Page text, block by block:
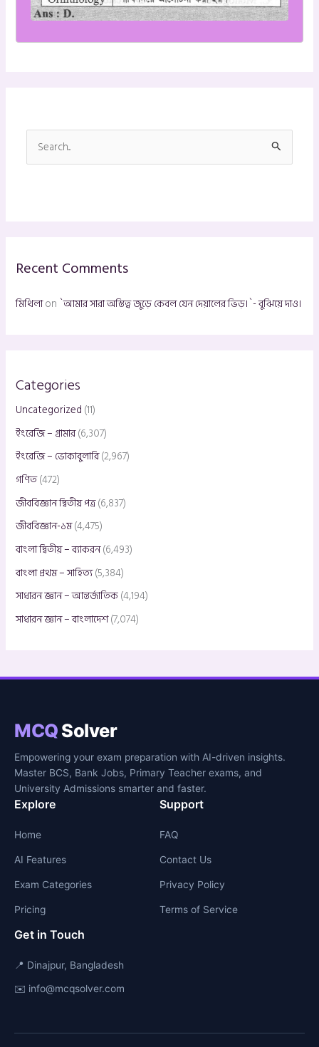
e
f
Recent Comments
মিথিলাon `আমার সারা অস্তিত্ব জুড়ে কেবল যেন দেয়ালের ভিড়।`- বুঝিয়ে দাও।
Categories
Uncategorized (11)
ইংরেজি – গ্রামার(6,307)
ইংরেজি – ভোকাবুলারি(2,967)
গণিত(472)
জীববিজ্ঞান দ্বিতীয় পত্র(6,837)
জীববিজ্ঞান-১ম(4,475)
বাংলা দ্বিতীয় – ব্যাকরন(6,493)
বাংলা প্রথম – সাহিত্য(5,384)
সাধারন জ্ঞান – আন্তর্জাতিক(4,194)
সাধারন জ্ঞান – বাংলাদেশ(7,074)
MCQSolver
Empowering your exam preparation with AI-driven insights.
Master BCS, Bank Jobs, Primary Teacher exams, and
University Admissions smarter and faster.
Explore
Home
AI Features
Exam Categories
Pricing
Support
FAQ
Contact Us
Privacy Policy
Terms of Service
Get in Touch
📍 Dinajpur, Bangladesh
✉️ info@mcqsolver.com